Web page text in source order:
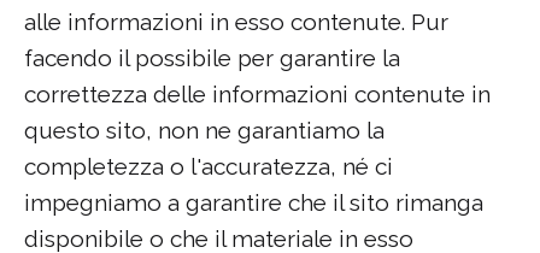
alle informazioni in esso contenute. Pur
facendo il possibile per garantire la
correttezza delle informazioni contenute in
questo sito, non ne garantiamo la
completezza o l'accuratezza, né ci
impegniamo a garantire che il sito rimanga
disponibile o che il materiale in esso